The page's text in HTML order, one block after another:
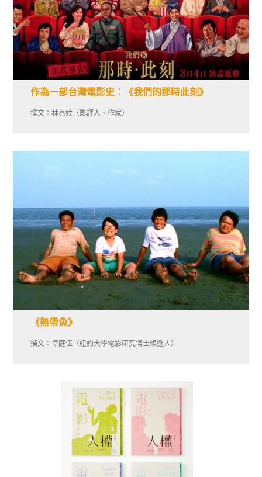
作為一部台灣電影史：《我們的那時此刻》
撰文：林亮妏（影評人、作家）
《熱帶魚》
撰文：卓庭伍（紐約大學電影研究博士候選人）